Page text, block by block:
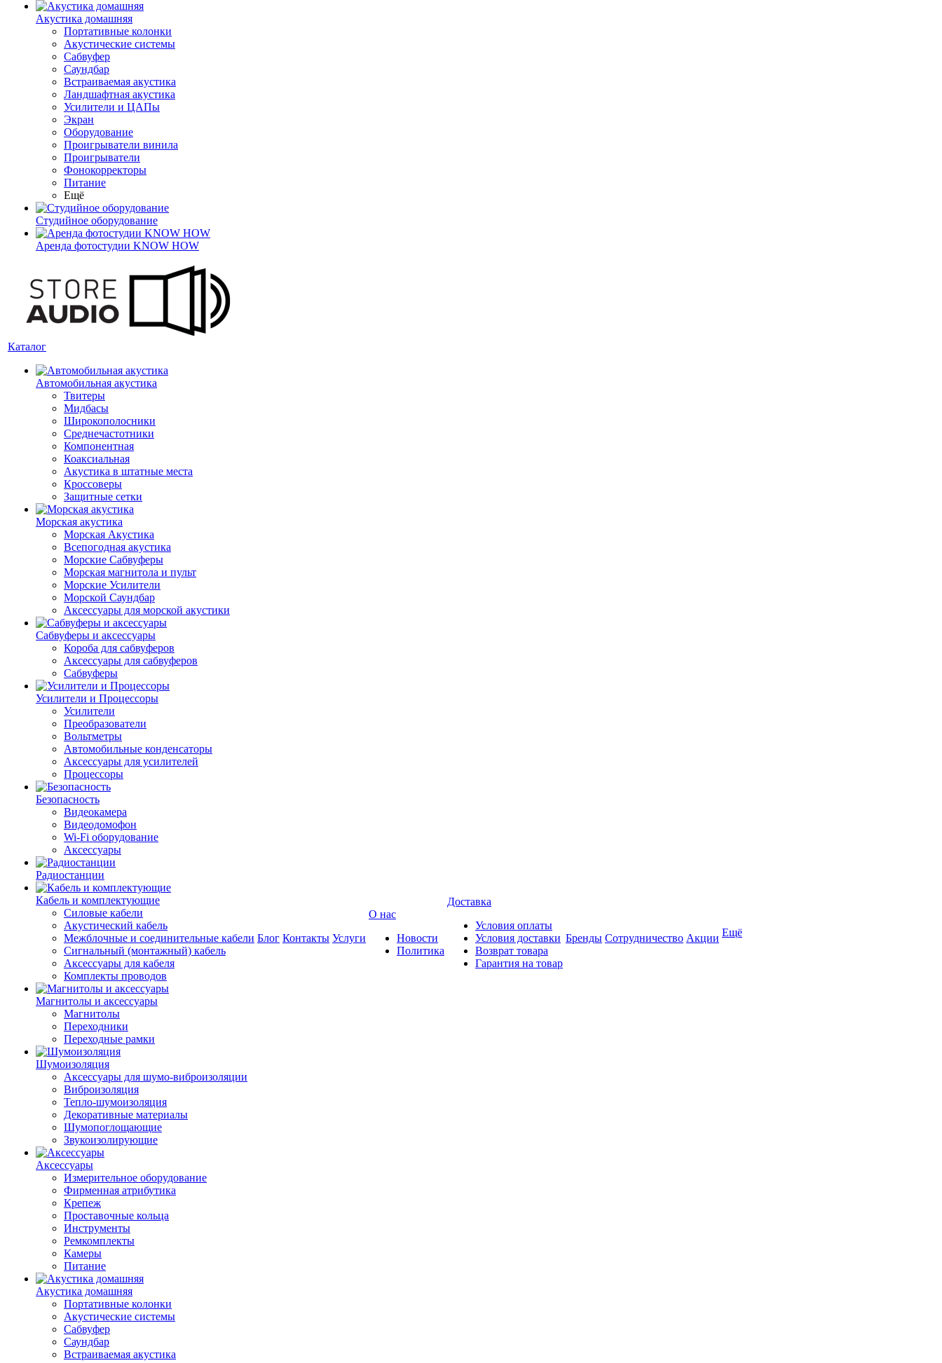
Акустика домашняя
Портативные колонки
Акустические системы
Сабвуфер
Саундбар
Встраиваемая акустика
Ландшафтная акустика
Усилители и ЦАПы
Экран
Оборудование
Проигрыватели винила
Проигрыватели
Фонокорректоры
Питание
Ещё
Студийное оборудование
Аренда фотостудии KNOW HOW
Каталог
Автомобильная акустика
Твитеры
Мидбасы
Широкополосники
Среднечастотники
Компонентная
Коаксиальная
Акустика в штатные места
Кроссоверы
Защитные сетки
Морская акустика
Морская Акустика
Всепогодная акустика
Морские Сабвуферы
Морская магнитола и пульт
Морские Усилители
Морской Cаундбар
Аксессуары для морской акустики
Сабвуферы и аксессуары
Короба для сабвуферов
Аксессуары для сабвуферов
Сабвуферы
Усилители и Процессоры
Усилители
Преобразователи
Вольтметры
Автомобильные конденсаторы
Аксессуары для усилителей
Процессоры
Безопасность
Видеокамера
Видеодомофон
Wi-Fi оборудование
Аксессуары
Радиостанции
Кабель и комплектующие
Силовые кабели
Акустический кабель
Межблочные и соединительные кабели
Сигнальный (монтажный) кабель
Аксессуары для кабеля
Комплекты проводов
Магнитолы и аксессуары
Магнитолы
Переходники
Переходные рамки
Шумоизоляция
Аксессуары для шумо-виброизоляции
Виброизоляция
Тепло-шумоизоляция
Декоративные материалы
Шумопоглощающие
Звукоизолирующие
Аксессуары
Измерительное оборудование
Фирменная атрибутика
Крепеж
Проставочные кольца
Инструменты
Ремкомплекты
Камеры
Питание
Акустика домашняя
Портативные колонки
Акустические системы
Сабвуфер
Саундбар
Встраиваемая акустика
Блог Контакты Услуги
О нас
Новости
Политика
Доставка
Условия оплаты
Условия доставки
Возврат товара
Гарантия на товар
Бренды Сотрудничество Акции Ещё